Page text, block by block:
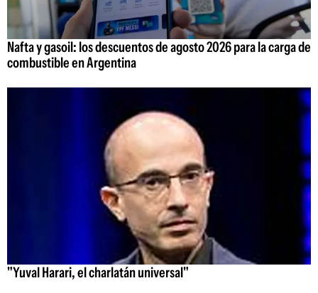
Nafta y gasoil: los descuentos de agosto 2026 para la carga de
combustible en Argentina
"Yuval Harari, el charlatán universal"